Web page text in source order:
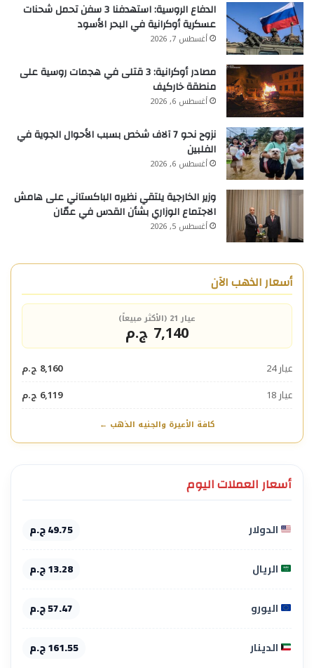
الدفاع الروسية: استهدفنا 3 سفن تحمل شحنات
عسكرية أوكرانية في البحر الأسود
أغسطس 7, 2026
مصادر أوكرانية: 3 قتلى في هجمات روسية على
منطقة خاركيف
أغسطس 6, 2026
نزوح نحو 7 آلاف شخص بسبب الأحوال الجوية في
الفلبين
أغسطس 6, 2026
وزير الخارجية يلتقي نظيره الباكستاني على هامش
الاجتماع الوزاري بشأن القدس في عمّان
أغسطس 5, 2026
أسعار الذهب الآن
عيار 21 (الأكثر مبيعاً)
7,140 ج.م
عيار 24
8,160 ج.م
عيار 18
6,119 ج.م
كافة الأعيرة والجنيه الذهب ←
أسعار العملات اليوم
الدولار 49.75 ج.م
الريال 13.28 ج.م
اليورو 57.47 ج.م
الدينار 161.55 ج.م